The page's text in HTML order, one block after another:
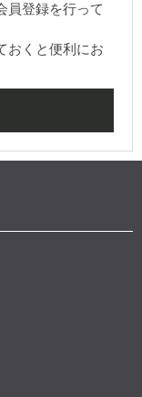
員登録を行って
おくと便利にお